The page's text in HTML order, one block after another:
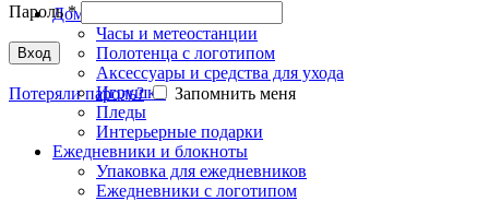
Дом
Часы и метеостанции
Полотенца с логотипом
Аксессуары и средства для ухода
Игрушки
Пледы
Интерьерные подарки
Ежедневники и блокноты
Упаковка для ежедневников
Ежедневники с логотипом
Пароль*
Вход
Потеряли пароль? Запомнить меня